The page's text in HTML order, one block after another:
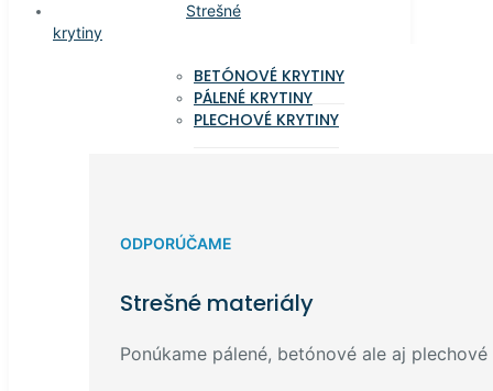
Strešné
krytiny
BETÓNOVÉ KRYTINY
PÁLENÉ KRYTINY
PLECHOVÉ KRYTINY
ODPORÚČAME
Strešné materiály
Ponúkame pálené, betónové ale aj